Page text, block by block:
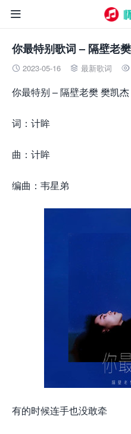

你最特别歌词 – 隔壁老樊
 2023-05-16  最新歌词 
你最特别 – 隔壁老樊 樊凯杰
词：计眸
曲：计眸
编曲：韦星弟
有的时候连手也没敢牵